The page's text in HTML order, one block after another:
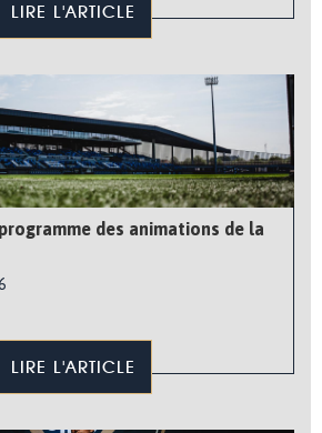
LIRE L'ARTICLE
des animations de la
LIRE L'ARTICLE